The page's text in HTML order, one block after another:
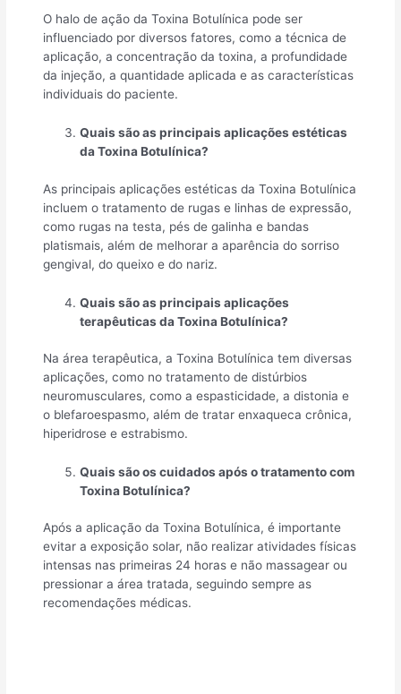
O halo de ação da Toxina Botulínica pode ser
influenciado por diversos fatores, como a técnica de
aplicação, a concentração da toxina, a profundidade
da injeção, a quantidade aplicada e as características
individuais do paciente.
Quais são as principais aplicações estéticas
da Toxina Botulínica?
As principais aplicações estéticas da Toxina Botulínica
incluem o tratamento de rugas e linhas de expressão,
como rugas na testa, pés de galinha e bandas
platismais, além de melhorar a aparência do sorriso
gengival, do queixo e do nariz.
Quais são as principais aplicações
terapêuticas da Toxina Botulínica?
Na área terapêutica, a Toxina Botulínica tem diversas
aplicações, como no tratamento de distúrbios
neuromusculares, como a espasticidade, a distonia e
o blefaroespasmo, além de tratar enxaqueca crônica,
hiperidrose e estrabismo.
Quais são os cuidados após o tratamento com
Toxina Botulínica?
Após a aplicação da Toxina Botulínica, é importante
evitar a exposição solar, não realizar atividades físicas
intensas nas primeiras 24 horas e não massagear ou
pressionar a área tratada, seguindo sempre as
recomendações médicas.